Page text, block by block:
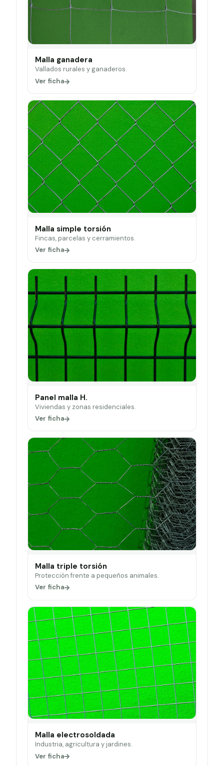
Malla ganadera
Vallados rurales y ganaderos.
Ver ficha
Malla simple torsión
Fincas, parcelas y cerramientos.
Ver ficha
Panel malla H.
Viviendas y zonas residenciales.
Ver ficha
Malla triple torsión
Protección frente a pequeños animales.
Ver ficha
Malla electrosoldada
Industria, agricultura y jardines.
Ver ficha